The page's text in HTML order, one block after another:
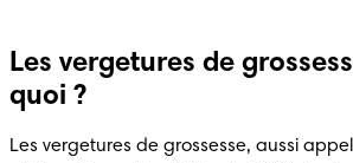
Les vergetures de
quoi ?
Les vergetures de grossesse, aussi